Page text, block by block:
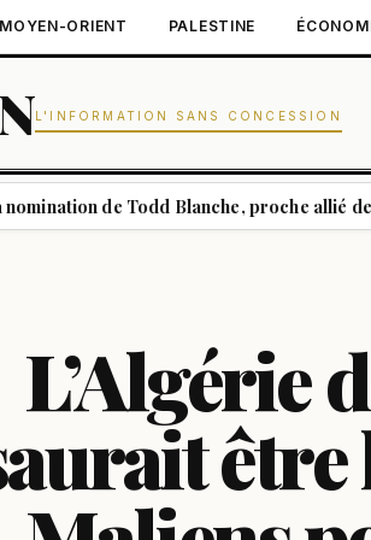
MOYEN-ORIENT PALESTINE
L'INFORMATION SANS CONCESSION
de Todd Blanche, proche allié de Trump,
L’Algérie
être